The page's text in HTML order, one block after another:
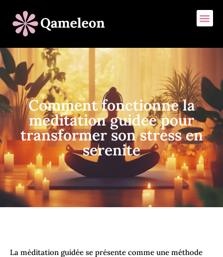
Comment fonctionne la
meditation guidee pour
transformer son stress en
serenite
La méditation guidée se présente comme une méthode